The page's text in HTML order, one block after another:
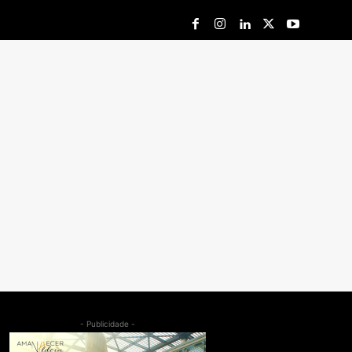
- Publicidade -